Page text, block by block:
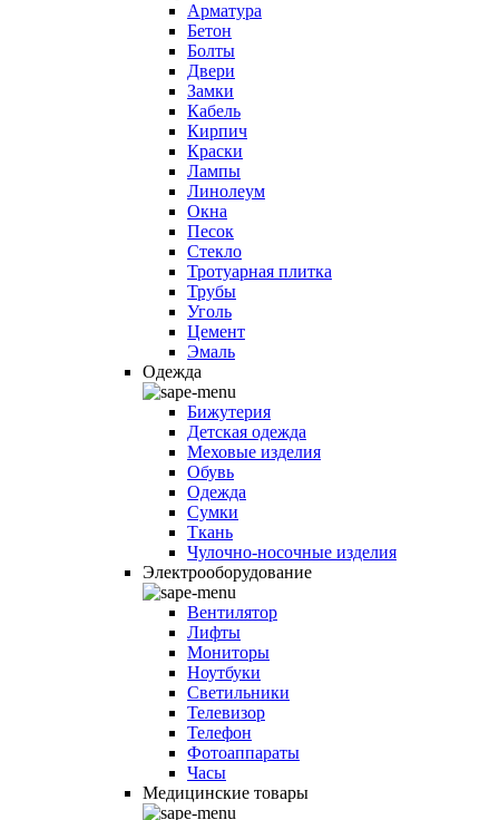
Арматура
Бетон
Болты
Двери
Замки
Кабель
Кирпич
Краски
Лампы
Линолеум
Окна
Песок
Стекло
Тротуарная плитка
Трубы
Уголь
Цемент
Эмаль
Одежда
Бижутерия
Детская одежда
Меховые изделия
Обувь
Одежда
Сумки
Ткань
Чулочно-носочные изделия
Электрооборудование
Вентилятор
Лифты
Мониторы
Ноутбуки
Светильники
Телевизор
Телефон
Фотоаппараты
Часы
Медицинские товары